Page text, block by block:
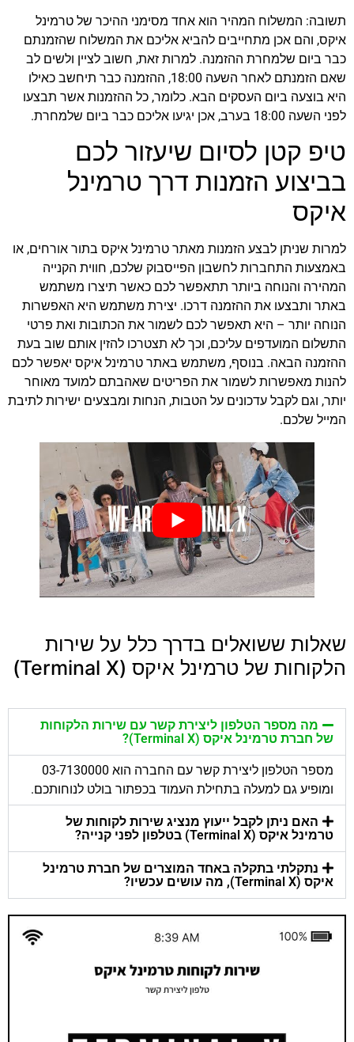
תשובה: המשלוח המהיר הוא אחד מסימני ההיכר של טרמינל
איקס, והם אכן מתחייבים להביא אליכם את המשלוח שהזמנתם
כבר ביום שלמחרת ההזמנה. למרות זאת, חשוב לציין ולשים לב
שאם הזמנתם לאחר השעה 18:00, ההזמנה כבר תיחשב כאילו
היא בוצעה ביום העסקים הבא. כלומר, כל ההזמנות אשר תבצעו
לפני השעה 18:00 בערב, אכן יגיעו אליכם כבר ביום שלמחרת.
טיפ קטן לסיום שיעזור לכם
בביצוע הזמנות דרך טרמינל
איקס
למרות שניתן לבצע הזמנות מאתר טרמינל איקס בתור אורחים, או
באמצעות התחברות לחשבון הפייסבוק שלכם, חווית הקנייה
המהירה והנוחה ביותר תתאפשר לכם כאשר תיצרו משתמש
באתר ותבצעו את ההזמנה דרכו. יצירת משתמש היא האפשרות
הנוחה יותר – היא תאפשר לכם לשמור את הכתובות ואת פרטי
התשלום המועדפים עליכם, וכך לא תצטרכו להזין אותם שוב בעת
ההזמנה הבאה. בנוסף, משתמש באתר טרמינל איקס יאפשר לכם
להנות מאפשרות לשמור את הפריטים שאהבתם למועד מאוחר
יותר, וגם לקבל עדכונים על הטבות, הנחות ומבצעים ישירות לתיבת
המייל שלכם.
שאלות ששואלים בדרך כלל על שירות
הלקוחות של טרמינל איקס (Terminal X)
מה מספר הטלפון ליצירת קשר עם שירות הלקוחות
של חברת טרמינל איקס (Terminal X)?
מספר הטלפון ליצירת קשר עם החברה הוא 03-7130000
ומופיע גם למעלה בתחילת העמוד בכפתור בולט לנוחותכם.
האם ניתן לקבל ייעוץ מנציג שירות לקוחות של
טרמינל איקס (Terminal X) בטלפון לפני קנייה?
נתקלתי בתקלה באחד המוצרים של חברת טרמינל
איקס (Terminal X), מה עושים עכשיו?